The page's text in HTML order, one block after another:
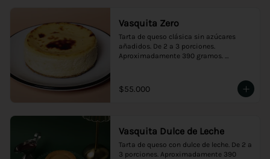
Vasquita Zero
Tarta de queso clásica sin azúcares
añadidos. De 2 a 3 porciones.
Aproximadamente 390 gramos.
$55.000
Vasquita Dulce de Leche
Tarta de queso con dulce de leche. De 2 a
3 porciones. Aproximadamente 390